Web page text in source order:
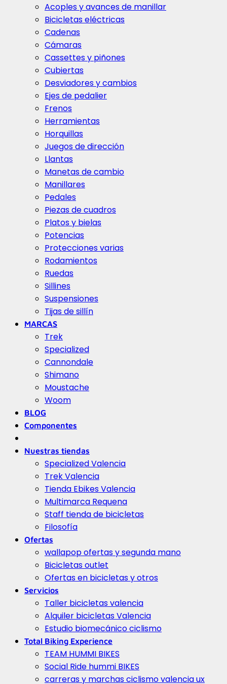
Acoples y avances de manillar
Bicicletas eléctricas
Cadenas
Cámaras
Cassettes y piñones
Cubiertas
Desviadores y cambios
Ejes de pedalier
Frenos
Herramientas
Horquillas
Juegos de dirección
Llantas
Manetas de cambio
Manillares
Pedales
Piezas de cuadros
Platos y bielas
Potencias
Protecciones varias
Rodamientos
Ruedas
Sillines
Suspensiones
Tijas de sillín
MARCAS
Trek
Specialized
Cannondale
Shimano
Moustache
Woom
BLOG
Componentes
Nuestras tiendas
Specialized Valencia
Trek Valencia
Tienda Ebikes Valencia
Multimarca Requena
Staff tienda de bicicletas
Filosofía
Ofertas
wallapop ofertas y segunda mano
Bicicletas outlet
Ofertas en bicicletas y otros
Servicios
Taller bicicletas valencia
Alquiler bicicletas Valencia
Estudio biomecánico ciclismo
Total Biking Experience
TEAM HUMMI BIKES
Social Ride hummi BIKES
carreras y marchas ciclismo valencia ux